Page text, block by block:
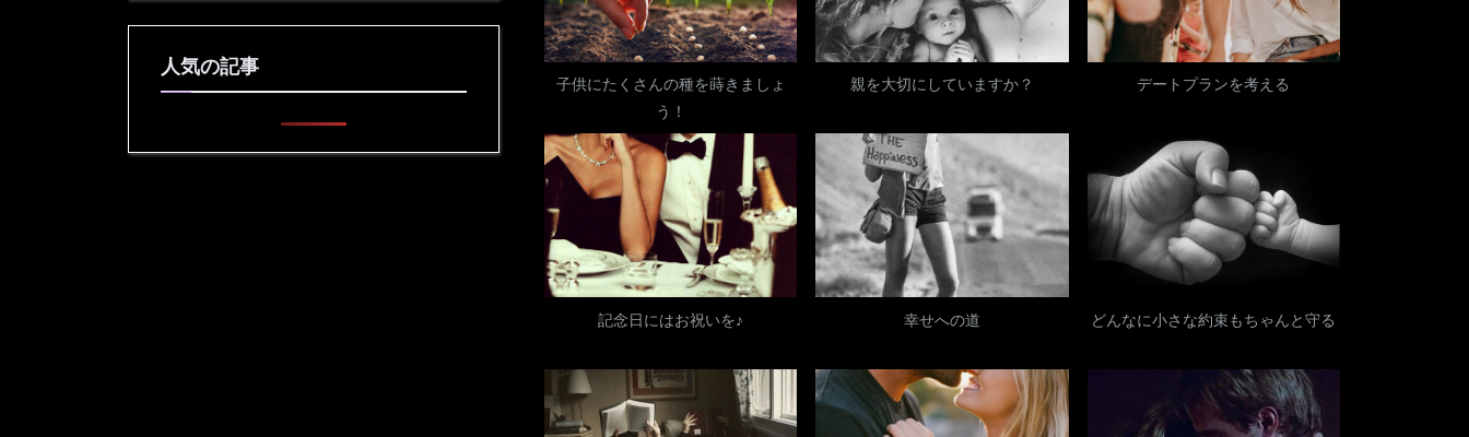
ー
シ
ン
P
o
s
:
:
子供にたくさんの種を蒔きましょ
う！
親を大切にしていますか？ デートプランを考える
記念日にはお祝いを♪ 幸せへの道 どんなに小さな約束もちゃんと守る
人気の記事